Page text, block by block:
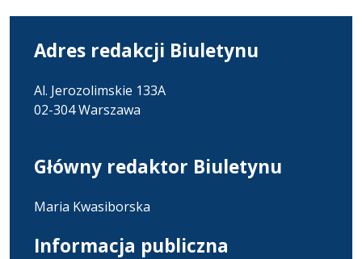
Adres redakcji Biuletynu
Al. Jerozolimskie 133A
02-304 Warszawa
Główny redaktor Biuletynu
Maria Kwasiborska
Informacja publiczna